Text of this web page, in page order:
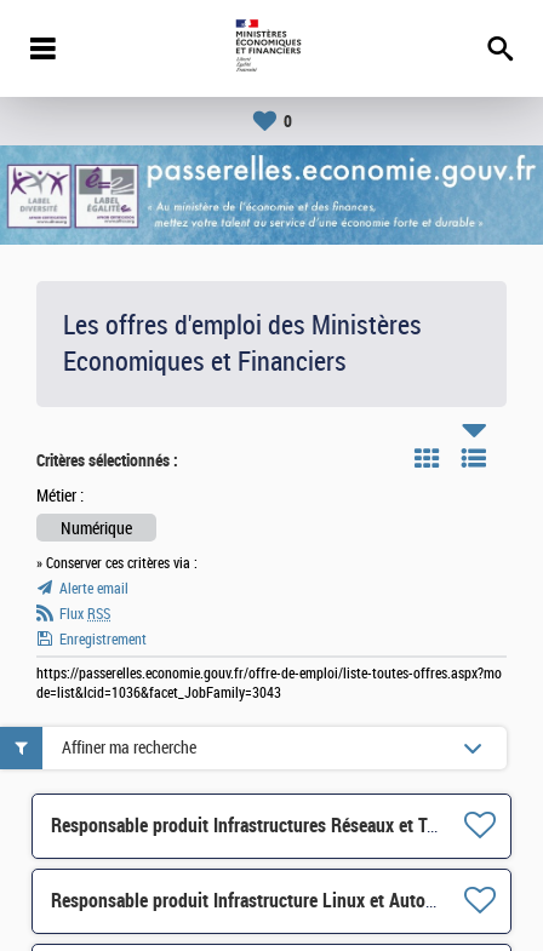
0
Les offres d'emploi des Ministères
Economiques et Financiers
Critères sélectionnés :
Métier :
Numérique
» Conserver ces critères via :
Alerte email
Flux RSS
Enregistrement
https://passerelles.economie.gouv.fr/offre-de-emploi/liste-toutes-offres.aspx?mo
de=list&lcid=1036&facet_JobFamily=3043
Responsable produit Infrastructures Réseaux et Télécom H/F
Responsable produit Infrastructure Linux et Automatisation H/F
Affiner ma recherche